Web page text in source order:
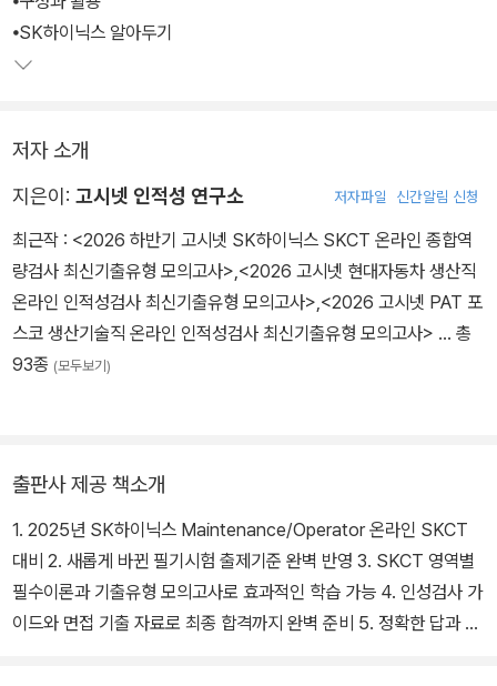
⦁SK하이닉스 알아두기
저자 소개
지은이: 고시넷 인적성 연구소 저자파일 신간알림 신청
최근작 : <2026 하반기 고시넷 SK하이닉스 SKCT 온라인 종합역
량검사 최신기출유형 모의고사>,<2026 고시넷 현대자동차 생산직
온라인 인적성검사 최신기출유형 모의고사>,<2026 고시넷 PAT 포
스코 생산기술직 온라인 인적성검사 최신기출유형 모의고사> … 총
93종 (모두보기)
출판사 제공 책소개
1. 2025년 SK하이닉스 Maintenance/Operator 온라인 SKCT
대비 2. 새롭게 바뀐 필기시험 출제기준 완벽 반영 3. SKCT 영역별
필수이론과 기출유형 모의고사로 효과적인 학습 가능 4. 인성검사 가
이드와 면접 기출 자료로 최종 합격까지 완벽 준비 5. 정확한 답과 친